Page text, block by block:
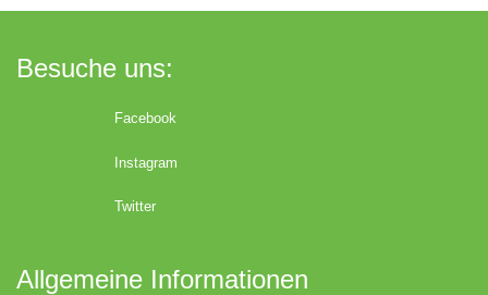
Besuche uns:
Facebook
Instagram
Twitter
Allgemeine Informationen